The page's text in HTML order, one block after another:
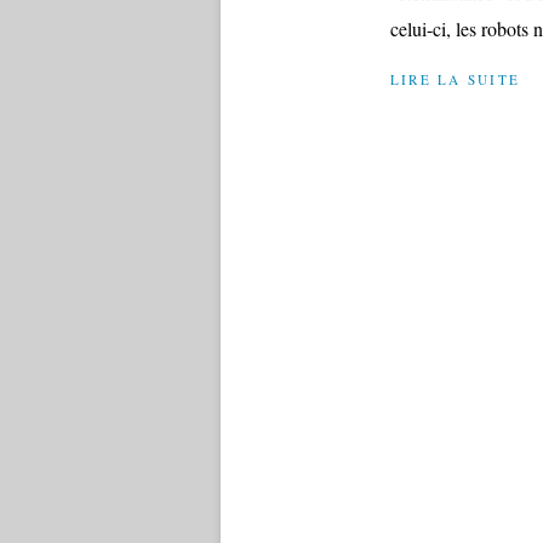
celui-ci, les robots
LIRE LA SUITE